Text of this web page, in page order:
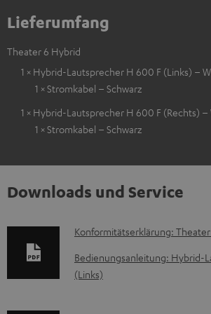
Lieferumfang
Theater 6 Hybrid
1 × Hybrid-Lautsprecher H 600 F (Links) –
1 × Stromkabel – Schwarz
1 × Hybrid-Lautsprecher H 600 F (Rechts) –
1 × Stromkabel – Schwarz
Downloads und Service
D
o
k
Konformitätserklärung:
Bedienungsanleitung: Hybrid-
(Links)